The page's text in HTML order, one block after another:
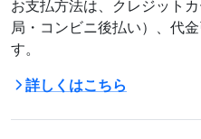
お支払方法は、クレジット
局・コンビニ後払い）、代
す。
詳しくはこちら